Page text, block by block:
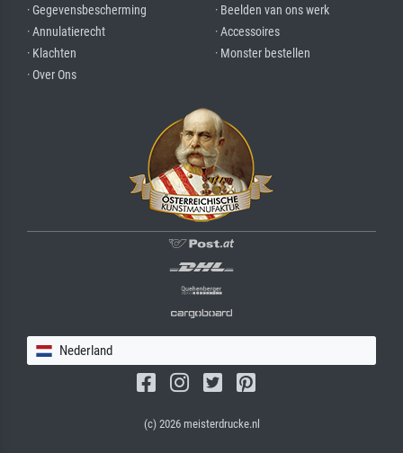
· Gegevensbescherming
· Annulatierecht
· Klachten
· Over Ons
· Beelden van ons werk
· Accessoires
· Monster bestellen
Nederland
(c) 2026 meisterdrucke.nl